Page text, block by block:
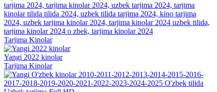
tarjima 2024, tarjima kinolar 2024, uzbek tarjima 2024, tarjima
kinolar tilida tilida 2024, uzbek tilida tarjima 2024, kino tarjima
2024, uzbek tarjima kinolar 2024, tarjima kinolar 2024 uzbek tilida,
tarjima kinolar 2024 o zbek, tarjima kinolar 2024
Tarjima Kinolar
Yangi 2022 kinolar
Tarjima Kinolar